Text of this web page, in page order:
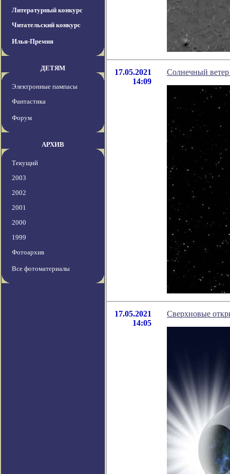
Литературный конкурс
Читательский конкурс
Илья-Премия
ДЕТЯМ
Электронные пампасы
Фантастика
Форум
АРХИВ
Текущий
2003
2002
2001
2000
1999
Фотоархив
Все фотоматериалы
17.05.2021
14:09
Солнечный
17.05.2021
14:05
Сверхновые